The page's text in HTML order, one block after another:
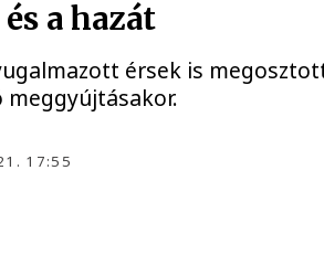
a hazát
érsek is
17:55